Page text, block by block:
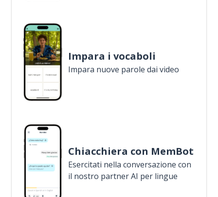
Impara i vocaboli
Impara nuove parole dai video
Chiacchiera con MemBot
Esercitati nella conversazione con
il nostro partner AI per lingue